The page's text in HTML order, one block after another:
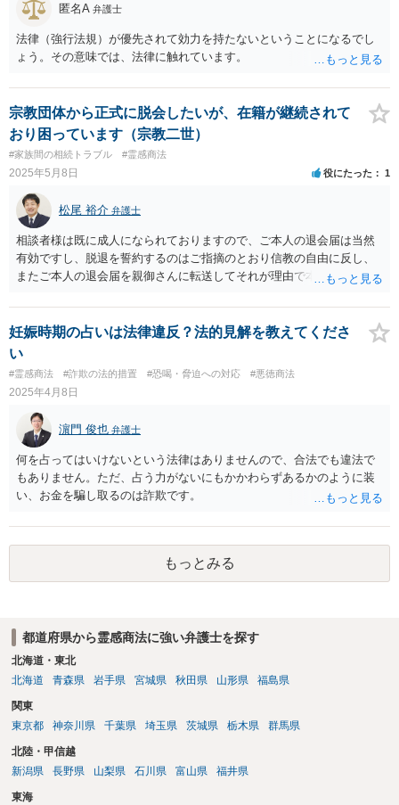
匿名A 弁護士
法律（強行法規）が優先されて効力を持たないということになるでし
ょう。その意味では、法律に触れています。
宗教団体から正式に脱会したいが、在籍が継続されて
おり困っています（宗教二世）
#家族間の相続トラブル #霊感商法
2025年5月8日 役にたった 1
松尾 裕介 弁護士
相談者様は既に成人になられておりますので、ご本人の退会届は当然
有効ですし、脱退を誓約するのはご指摘のとおり信教の自由に反し、
またご本人の退会届を親御さんに転送してそれが理由で本部が退会に
ような理由で、誠実に対応いただけなければ損害賠償請求も検討する
旨申し入れたうえで、弁護士名義等で、退会証明等を依頼する内容証
明郵便を本部宛に送付することが考えられるかと思います。
妊娠時期の占いは法律違反？法的見解を教えてくださ
い
#霊感商法 #詐欺の法的措置 #恐喝・脅迫への対応 #悪徳商法
2025年4月8日
濵門 俊也 弁護士
何を占ってはいけないという法律はありませんので、合法でも違法で
もありません。ただ、占う力がないにもかかわらずあるかのように装
い、お金を騙し取るのは詐欺です。
もっとみる
都道府県から霊感商法に強い弁護士を探す
北海道・東北
北海道
青森県 岩手県 宮城県 秋田県 山形県 福島県
関東
東京都
神奈川県 千葉県 埼玉県 茨城県 栃木県 群馬県
北陸・甲信越
新潟県
長野県 山梨県 石川県 富山県 福井県
東海